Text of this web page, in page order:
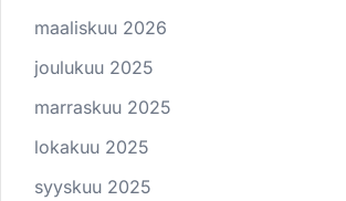
maaliskuu 2026
joulukuu 2025
marraskuu 2025
lokakuu 2025
syyskuu 2025